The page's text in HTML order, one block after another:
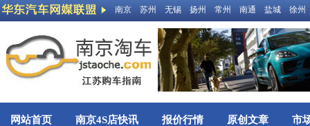
南京 苏州 无锡 扬州 常州 南通 盐城 徐州
网站首页 南京4S店快讯 报价行情 原创文章 市